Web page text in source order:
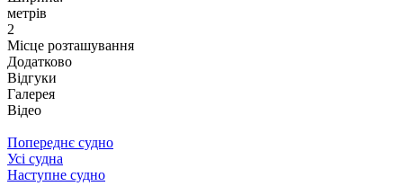
метрів
2
Місце розташування
Додатково
Відгуки
Галерея
Відео
Попереднє судно
Усі судна
Наступне судно